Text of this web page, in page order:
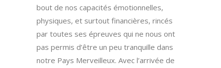
bout de nos capacités émotionnelles,
physiques, et surtout financières, rincés
par toutes ses épreuves qui ne nous ont
pas permis d’être un peu tranquille dans
notre Pays Merveilleux. Avec l’arrivée de